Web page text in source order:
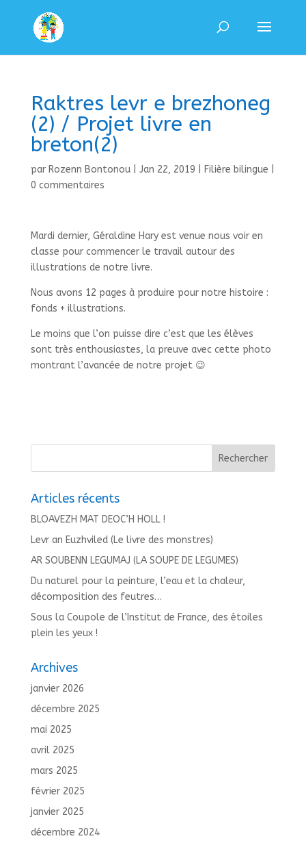
Raktres levr e brezhoneg
(2) / Projet livre en
breton(2)
par Rozenn Bontonou| Jan 22, 2019 Filière bilingue
0 commentaires
Mardi dernier, Géraldine Hary est venue nous voir en
classe pour commencer le travail autour des
illustrations de notre livre.
Nous avons 12 pages à produire pour notre histoire :
fonds + illustrations.
Le moins que l’on puisse dire c’est que les élèves
sont très enthousiastes, la preuve avec cette photo
montrant l’avancée de notre projet 😉
Articles récents
BLOAVEZH MAT DEOC’H HOLL !
Levr an Euzhviled (Le livre des monstres)
AR SOUBENN LEGUMAJ (LA SOUPE DE LEGUMES)
Du naturel pour la peinture, l’eau et la chaleur,
décomposition des feutres…
Sous la Coupole de l’Institut de France, des étoiles
plein les yeux !
Archives
janvier 2026
décembre 2025
mai 2025
avril 2025
mars 2025
février 2025
janvier 2025
décembre 2024